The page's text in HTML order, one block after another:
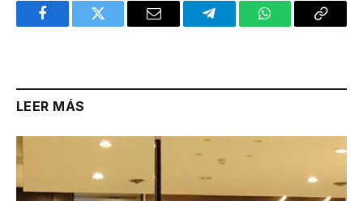
FacebookTwitter Email TelegramWhatsAppCopy
LEER MÁS